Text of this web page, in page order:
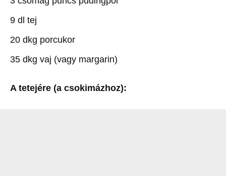
9 dl tej
20 dkg porcukor
35 dkg vaj (vagy margarin)
A tetejére (a csokimázhoz):